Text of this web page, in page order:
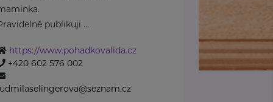
publikuji ...
https://www.pohadkovalida.cz
+420 602 576 002